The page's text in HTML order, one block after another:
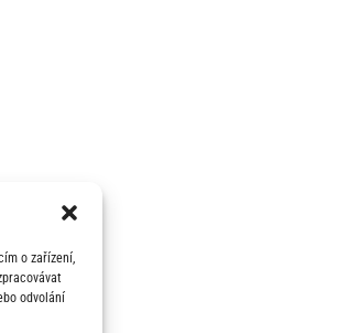
o zařízení,
odvolání